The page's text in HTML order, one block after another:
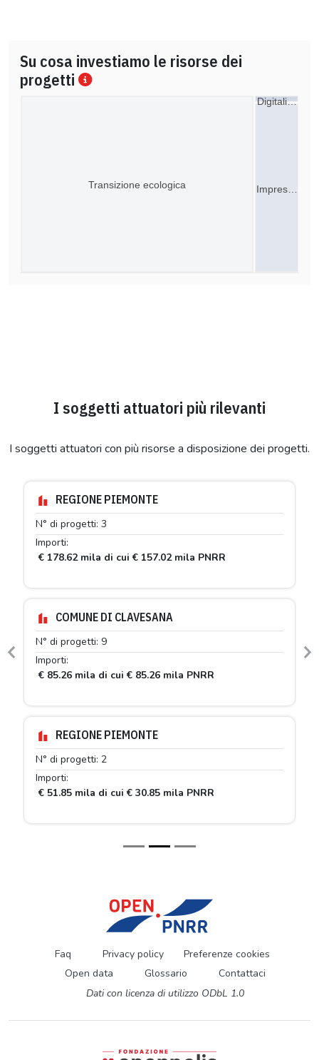
Su cosa investiamo le risorse dei
progetti
Digitali…
Impres…
Transizione ecologica
I soggetti attuatori più rilevanti
I soggetti attuatori con più risorse a disposizione dei progetti.
REGIONE PIEMONTE
N° di progetti: 3
Importi:
€ 178.62 mila di cui € 157.02 mila PNRR
COMUNE DI CLAVESANA
N° di progetti: 9
Importi:
€ 85.26 mila di cui € 85.26 mila PNRR
REGIONE PIEMONTE
N° di progetti: 2
Importi:
€ 51.85 mila di cui € 30.85 mila PNRR
Previous
Faq Privacy policy
Preferenze cookies
Open data
Glossario
Contattaci
Dati con licenza di utilizzo ODbL 1.0